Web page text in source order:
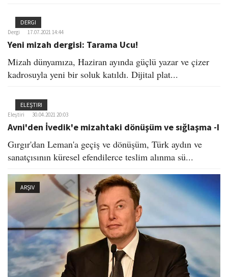
DERGI
Dergi 17.07.2021 14:44
Yeni mizah dergisi: Tarama Ucu!
Mizah dünyamıza, Haziran ayında güçlü yazar ve çizer
kadrosuyla yeni bir soluk katıldı. Dijital plat...
ELEŞTIRI
Eleştiri 30.04.2021 20:03
Avni'den İvedik'e mizahtaki dönüşüm ve sığlaşma -I
Gırgır'dan Leman'a geçiş ve dönüşüm, Türk aydın ve
sanatçısının küresel efendilerce teslim alınma sü...
ARŞIV